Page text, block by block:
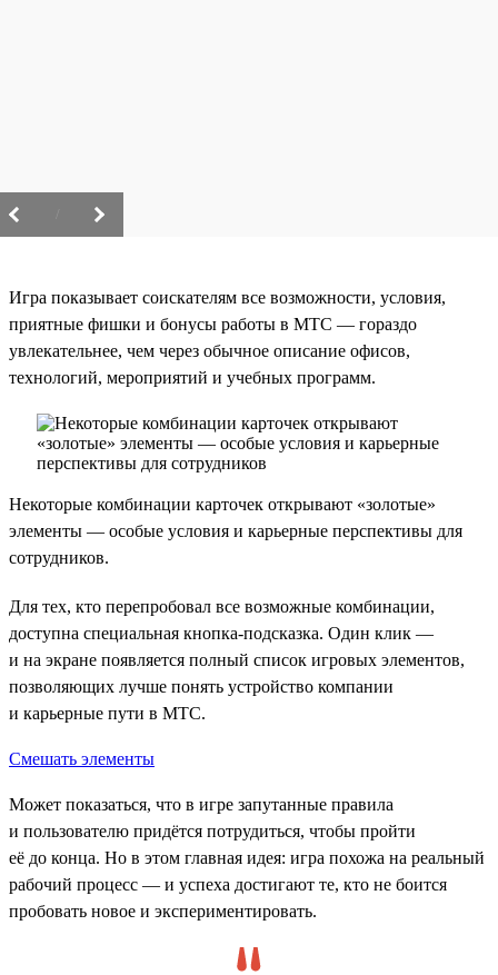
Игра показывает соискателям все возможности, условия,
приятные фишки и бонусы работы в МТС — гораздо
увлекательнее, чем через обычное описание офисов,
технологий, мероприятий и учебных программ.
Некоторые комбинации карточек открывают «золотые»
элементы — особые условия и карьерные перспективы для
сотрудников.
Для тех, кто перепробовал все возможные комбинации,
доступна специальная кнопка-подсказка. Один клик —
и на экране появляется полный список игровых элементов,
позволяющих лучше понять устройство компании
и карьерные пути в МТС.
Смешать элементы
Может показаться, что в игре запутанные правила
и пользователю придётся потрудиться, чтобы пройти
её до конца. Но в этом главная идея: игра похожа на реальный
рабочий процесс — и успеха достигают те, кто не боится
пробовать новое и экспериментировать.